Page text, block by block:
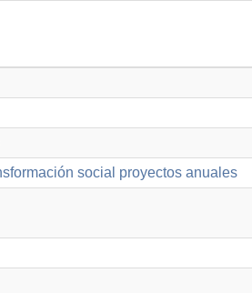
social proyectos anuales